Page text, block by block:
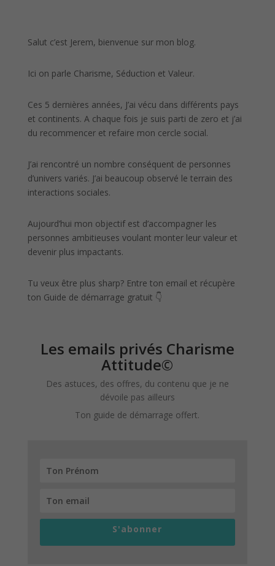
Salut c’est Jerem, bienvenue sur mon blog.
Ici on parle Charisme, Séduction et Valeur.
Ces 5 dernières années, J’ai vécu dans différents pays
et continents. A chaque fois je suis parti de zero et j’ai
du recommencer et refaire mon cercle social.
J’ai rencontré un nombre conséquent de personnes
d’univers variés. J’ai beaucoup observé le terrain des
interactions sociales.
Aujourd’hui mon objectif est d’accompagner les
personnes ambitieuses voulant monter leur valeur et
devenir plus impactants.
Tu veux être plus sharp? Entre ton email et récupère
ton Guide de démarrage gratuit 👇
Les emails privés Charisme
Attitude©
Des astuces, des offres, du contenu que je ne
dévoile pas ailleurs
Ton guide de démarrage offert.
S'abonner